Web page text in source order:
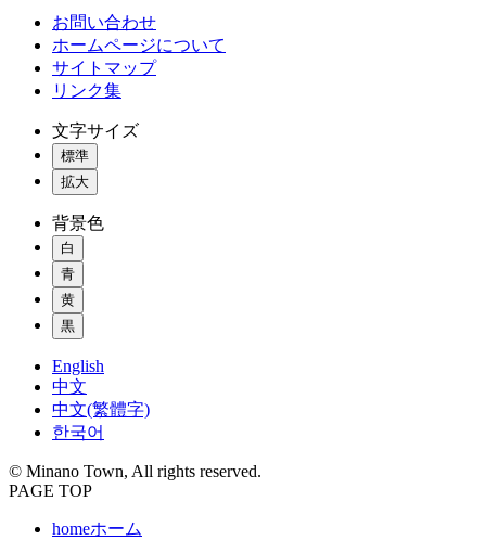
お問い合わせ
ホームページについて
サイトマップ
リンク集
文字サイズ
標準
拡大
背景色
白
青
黄
黒
English
中文
中文(繁體字)
한국어
© Minano Town, All rights reserved.
PAGE TOP
homeホーム